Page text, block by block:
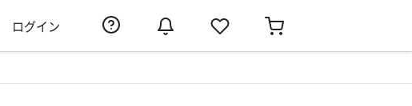
ログイン